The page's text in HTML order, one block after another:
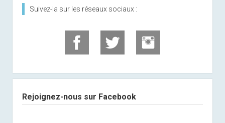
Suivez-la sur les réseaux sociaux :
Rejoignez-nous sur Facebook